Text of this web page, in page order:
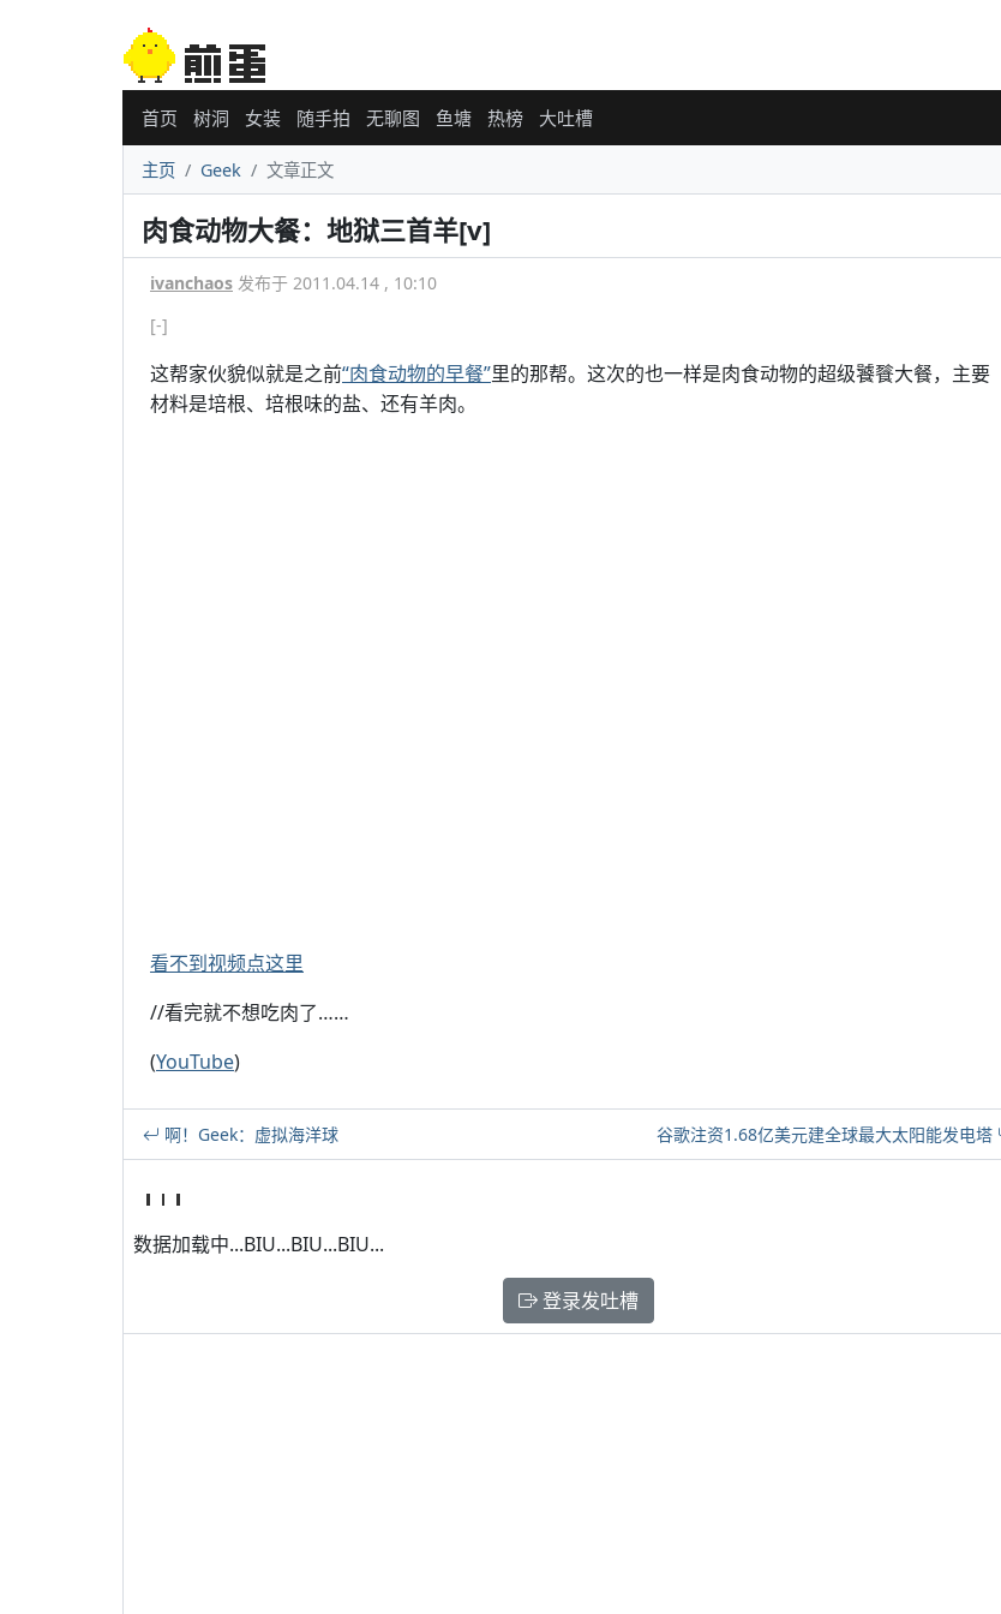
首页 树洞 女装 随手拍 无聊图 鱼塘 热榜 大吐槽
主页 Geek 文章正文
肉食动物大餐：地狱三首羊[v]
ivanchaos 发布于 2011.04.14 , 10:10
[-]
这帮家伙貌似就是之前“肉食动物的早餐”里的那帮。这次的也一样是肉食动物的超级饕餮大餐，主要
材料是培根、培根味的盐、还有羊肉。
看不到视频点这里
//看完就不想吃肉了……
(YouTube)
啊！Geek：虚拟海洋球 谷歌注资1.68亿美元建全球最大太阳能发电塔
数据加载中...BIU...BIU...BIU...
登录发吐槽